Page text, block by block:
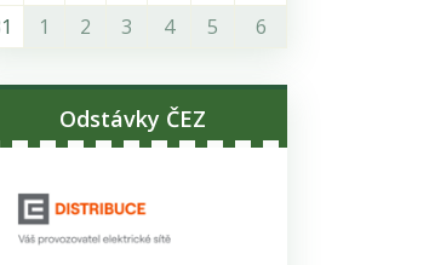
1 2 3 4 5 6
Odstávky ČEZ